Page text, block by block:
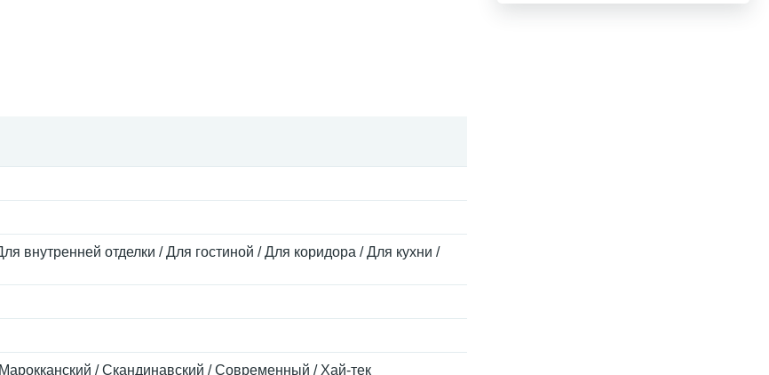
внутренней отделки / Для гостиной / Для коридора / Для кухни /
/ Скандинавский / Современный / Хай-тек